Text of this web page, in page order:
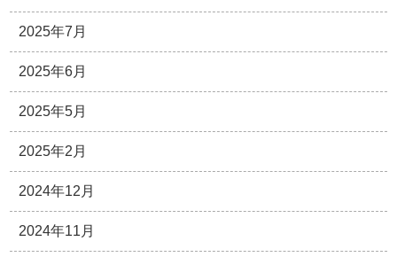
2025年7月
2025年6月
2025年5月
2025年2月
2024年12月
2024年11月